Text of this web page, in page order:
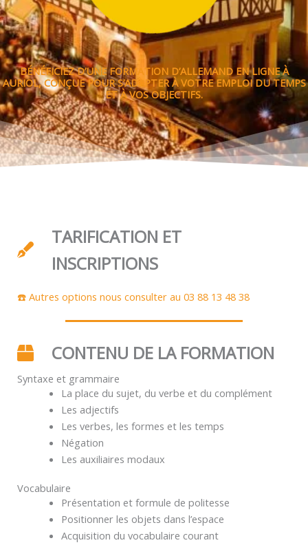
BÉNÉFICIEZ D’UNE FORMATION D’ALLEMAND EN LIGNE À
AURIOL, CONÇUE POUR S’ADAPTER À VOTRE EMPLOI DU TEMPS
ET À VOS OBJECTIFS.
TARIFICATION ET
INSCRIPTIONS
☎️ Autres options nous consulter au 03 88 13 48 38
CONTENU DE LA FORMATION
Syntaxe et grammaire
La place du sujet, du verbe et du complément
Les adjectifs
Les verbes, les formes et les temps
Négation
Les auxiliaires modaux
Vocabulaire
Présentation et formule de politesse
Positionner les objets dans l’espace
Acquisition du vocabulaire courant